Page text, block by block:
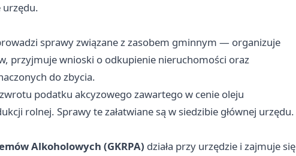
urzędu.
sprawy związane z zasobem gminnym — organizuje
przyjmuje wnioski o odkupienie nieruchomości oraz
do zbycia.
podatku akcyzowego zawartego w cenie oleju
rolnej. Sprawy te załatwiane są w siedzibie głównej urzędu.
Alkoholowych (GKRPA) działa przy urzędzie i zajmuje się